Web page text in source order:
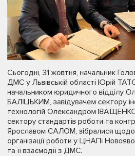
Сьогодні, 31 жовтня, начальник
ДМС у Львівській області Юрій
начальником юридичного відділу
БАЛІЦЬКИМ, завідувачем сектору
технологій Олександром
сектору стандартів роботи та
Ярославом САЛОМ, зібралися щодо
організації роботи у ЦНАПі
та її взаємодії з ДМС.